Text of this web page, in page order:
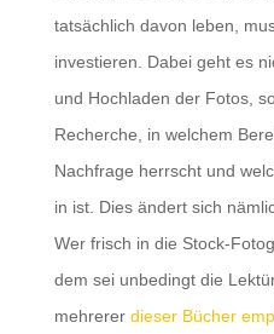
tatsächlich davon leben,
investieren. Dabei geht es
und Hochladen der Fotos,
Recherche, in welchem
Nachfrage herrscht und
in ist. Dies ändert sich
Wer frisch in die Stock-
dem sei unbedingt die
mehrererdieser Bücher